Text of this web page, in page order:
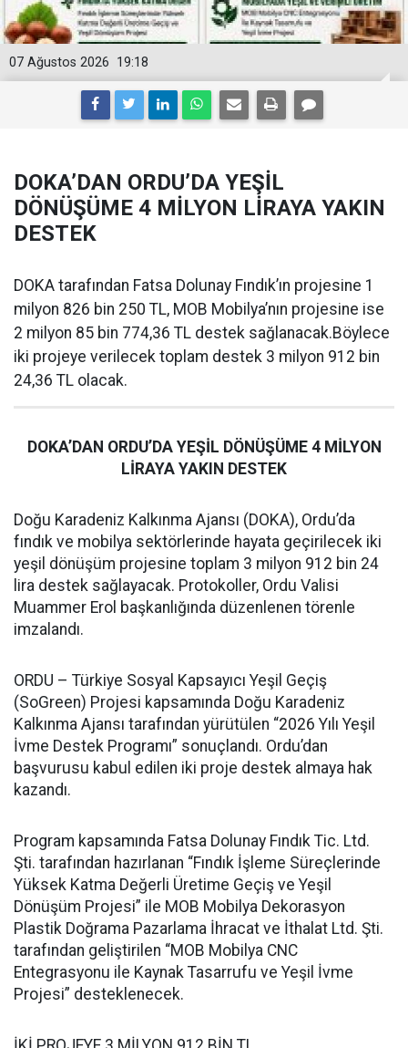
19:18
07 Ağustos 2026
DOKA’DAN ORDU’DA YEŞİL
DÖNÜŞÜME 4 MİLYON LİRAYA YAKIN
DESTEK
DOKA tarafından Fatsa Dolunay Fındık’ın projesine 1
milyon 826 bin 250 TL, MOB Mobilya’nın projesine ise
2 milyon 85 bin 774,36 TL destek sağlanacak.Böylece
iki projeye verilecek toplam destek 3 milyon 912 bin
24,36 TL olacak.
DOKA’DAN ORDU’DA YEŞİL DÖNÜŞÜME 4 MİLYON
LİRAYA YAKIN DESTEK
Doğu Karadeniz Kalkınma Ajansı (DOKA), Ordu’da
fındık ve mobilya sektörlerinde hayata geçirilecek iki
yeşil dönüşüm projesine toplam 3 milyon 912 bin 24
lira destek sağlayacak. Protokoller, Ordu Valisi
Muammer Erol başkanlığında düzenlenen törenle
imzalandı.
ORDU – Türkiye Sosyal Kapsayıcı Yeşil Geçiş
(SoGreen) Projesi kapsamında Doğu Karadeniz
Kalkınma Ajansı tarafından yürütülen “2026 Yılı Yeşil
İvme Destek Programı” sonuçlandı. Ordu’dan
başvurusu kabul edilen iki proje destek almaya hak
kazandı.
Program kapsamında Fatsa Dolunay Fındık Tic. Ltd.
Şti. tarafından hazırlanan “Fındık İşleme Süreçlerinde
Yüksek Katma Değerli Üretime Geçiş ve Yeşil
Dönüşüm Projesi” ile MOB Mobilya Dekorasyon
Plastik Doğrama Pazarlama İhracat ve İthalat Ltd. Şti.
tarafından geliştirilen “MOB Mobilya CNC
Entegrasyonu ile Kaynak Tasarrufu ve Yeşil İvme
Projesi” desteklenecek.